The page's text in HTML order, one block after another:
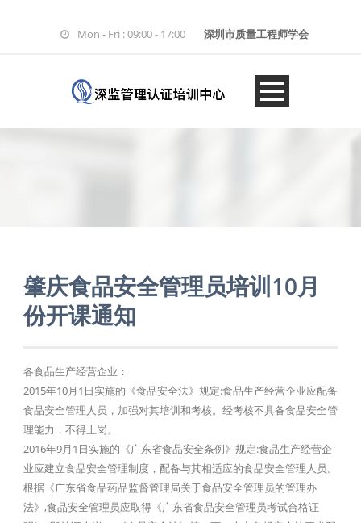
Mon - Fri : 09:00 - 17:00 深圳市质量工程师学会
肇庆食品安全管理员培训10月
份开课通知
各食品生产经营企业：
2015年10月1日实施的《食品安全法》规定:食品生产经营企业应配备
食品安全管理人员，加强对其培训和考核。经考核不具备食品安全管
理能力，不得上岗。
2016年9月1日实施的《广东省食品安全条例》规定:食品生产经营企
业应建立食品安全管理制度，配备与其相适应的食品安全管理人员。
根据《广东省食品药品监督管理局关于食品安全管理员的管理办
法》,食品安全管理员应取得《广东省食品安全管理员考试合格证